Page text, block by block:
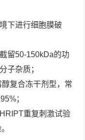
下进行细胞膜破
留50-150kDa的功
子杂质；
复合冻干剂型，常
；
重复刺激试验